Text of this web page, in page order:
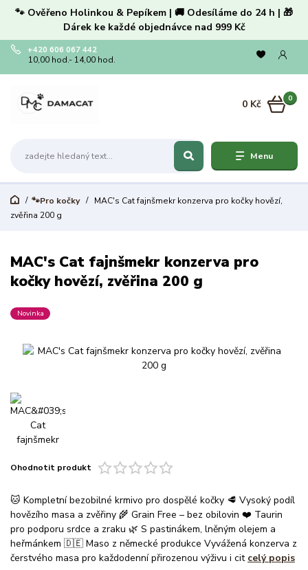
🐾 Ověřeno Holinkou & Pepíkem | 🚚 Odesíláme do 24 h | 🎁
Dárek ke každé objednávce nad 999 Kč
Menu
+420 606 067 442
10,00 hod.- 14,00 hod.
0
0 Kč
🐾Pro kočky
MAC's Cat fajnšmekr konzerva pro kočky hovězí,
zvěřina 200 g
MAC's Cat fajnšmekr konzerva pro
kočky hovězí, zvěřina 200 g
Novinka
Ohodnotit produkt
🐱 Kompletní bezobilné krmivo pro dospělé kočky 🥩 Vysoký podíl
hovězího masa a zvěřiny 🌾 Grain Free – bez obilovin ❤️ Taurin
pro podporu srdce a zraku 🌿 S pastinákem, lněným olejem a
heřmánkem 🇩🇪 Maso z německé produkce Vyvážená konzerva z
čerstvého masa pro každodenní přirozenou výživu i cit celý popis